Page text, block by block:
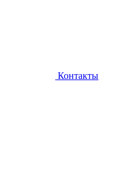
Контакты